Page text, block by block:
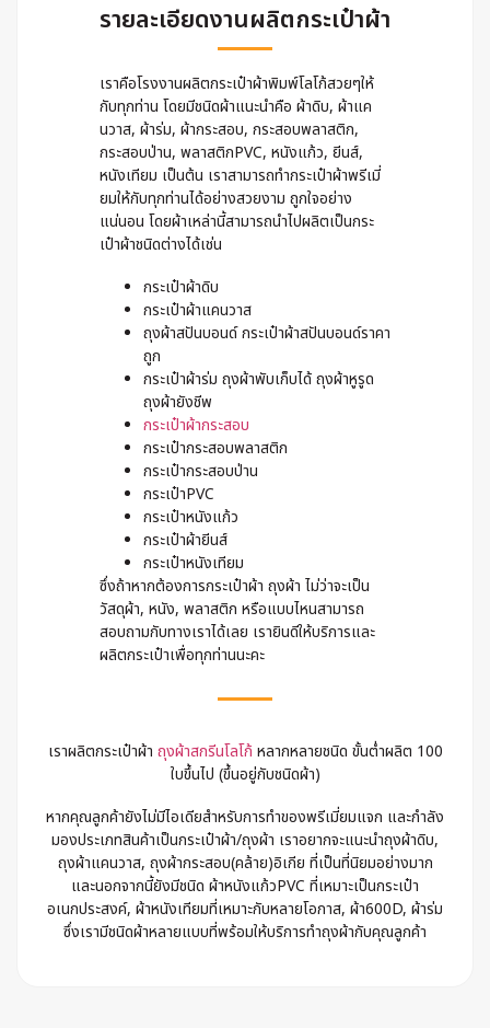
รายละเอียดงานผลิตกระเป๋าผ้า
เราคือโรงงานผลิตกระเป๋าผ้าพิมพ์โลโก้สวยๆให้
กับทุกท่าน โดยมีชนิดผ้าแนะนำคือ ผ้าดิบ, ผ้าแค
นวาส, ผ้าร่ม, ผ้ากระสอบ, กระสอบพลาสติก,
กระสอบป่าน, พลาสติกPVC, หนังแก้ว, ยีนส์,
หนังเทียม เป็นต้น เราสามารถทำกระเป๋าผ้าพรีเมี่
ยมให้กับทุกท่านได้อย่างสวยงาม ถูกใจอย่าง
แน่นอน โดยผ้าเหล่านี้สามารถนำไปผลิตเป็นกระ
เป๋าผ้าชนิดต่างได้เช่น
กระเป๋าผ้าดิบ
กระเป๋าผ้าแคนวาส
ถุงผ้าสปันบอนด์ กระเป๋าผ้าสปันบอนด์ราคา
ถูก
กระเป๋าผ้าร่ม ถุงผ้าพับเก็บได้ ถุงผ้าหูรูด
ถุงผ้ายังชีพ
กระเป๋าผ้ากระสอบ
กระเป๋ากระสอบพลาสติก
กระเป๋ากระสอบป่าน
กระเป๋าPVC
กระเป๋าหนังแก้ว
กระเป๋าผ้ายีนส์
กระเป๋าหนังเทียม
ซึ่งถ้าหากต้องการกระเป๋าผ้า ถุงผ้า ไม่ว่าจะเป็น
วัสดุผ้า, หนัง, พลาสติก หรือแบบไหนสามารถ
สอบถามกับทางเราได้เลย เรายินดีให้บริการและ
ผลิตกระเป๋าเพื่อทุกท่านนะคะ
เราผลิตกระเป๋าผ้า ถุงผ้าสกรีนโลโก้ หลากหลายชนิด ขั้นต่ำผลิต 100
ใบขึ้นไป (ขึ้นอยู่กับชนิดผ้า)
หากคุณลูกค้ายังไม่มีไอเดียสำหรับการทำของพรีเมี่ยมแจก และกำลัง
มองประเภทสินค้าเป็นกระเป๋าผ้า/ถุงผ้า เราอยากจะแนะนำถุงผ้าดิบ,
ถุงผ้าแคนวาส, ถุงผ้ากระสอบ(คล้าย)อิเกีย ที่เป็นที่นิยมอย่างมาก
และนอกจากนี้ยังมีชนิด ผ้าหนังแก้วPVC ที่เหมาะเป็นกระเป๋า
อเนกประสงค์, ผ้าหนังเทียมที่เหมาะกับหลายโอกาส, ผ้า600D, ผ้าร่ม
ซึ่งเรามีชนิดผ้าหลายแบบที่พร้อมให้บริการทำถุงผ้ากับคุณลูกค้า